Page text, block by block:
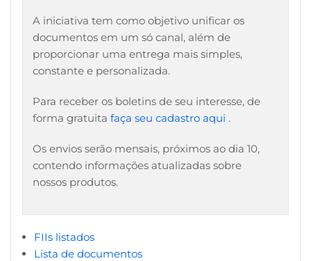
A iniciativa tem como objetivo unificar os
documentos em um só canal, além de
proporcionar uma entrega mais simples,
constante e personalizada.
Para receber os boletins de seu interesse, de
forma gratuita faça seu cadastro aqui .
Os envios serão mensais, próximos ao dia 10,
contendo informações atualizadas sobre
nossos produtos.
FIIs listados
Lista de documentos